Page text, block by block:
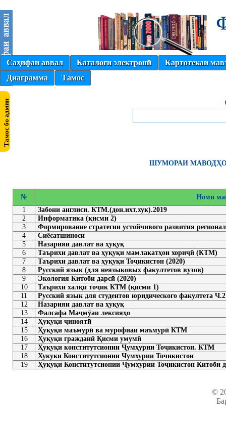
Саҳифаи аввал Каталоги электронӣ
Картотекаи
Диаграмма
Тамос
ШУМОРАИ
№
Номи
1
Забони англиси. КТМ.(дон.ихт.хук).2019
2
Информатика (қисми 2)
3
Формирование стратегии устойчивого развития
4
Сиёсатшиноси
5
Назарияи давлат ва ҳуқуқ
6
Таърихи давлат ва ҳуқуқи мамлакатҳои хориҷӣ (КТМ)
7
Таърихи давлат ва ҳуқуқи Тоҷикистон (2020)
8
Русский язык (для неязыковых факултетов вузов)
9
Экология Китоби дарсӣ (2020)
10
Таърихи халқи тоҷик КТМ (қисми 1)
11
Русский язык для студентов юридического факултета Ч.2
12
Назарияи давлат ва ҳуқуқ
13
Фалсафа Маҷмӯаи лексияҳо
14
Ҳуқуқи ҷиноятӣ
15
Ҳуқуқи маъмурӣ ва мурофиаи маъмурӣ КТМ
16
Ҳуқуқи гражданӣ Қисми умумӣ
17
Ҳуқуқи конститутсионии Ҷумҳурии Тоҷикистон. КТМ
18
Хукуки Конститутсионии Чумхурии Точикистон
19
Ҳуқуқи Конститутсионии Ҷумҳурии Тоҷикистон Китоби
©